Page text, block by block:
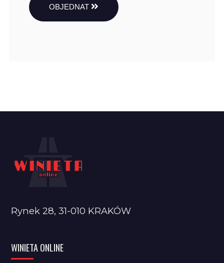
OBJEDNAT
Rynek 28, 31-010 KRAKÓW
WINIETA ONLINE